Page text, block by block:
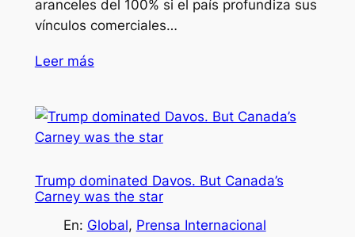
aranceles del 100% si el país profundiza sus
vínculos comerciales…
Leer más
Trump dominated Davos. But Canada’s
Carney was the star
En: Global, Prensa Internacional